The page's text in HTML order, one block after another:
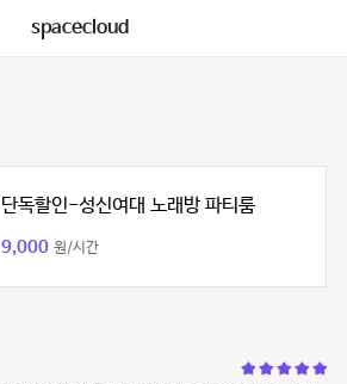
spacecloud
단독할인-성신여대 노래방 파티룸
9,000 원/시간